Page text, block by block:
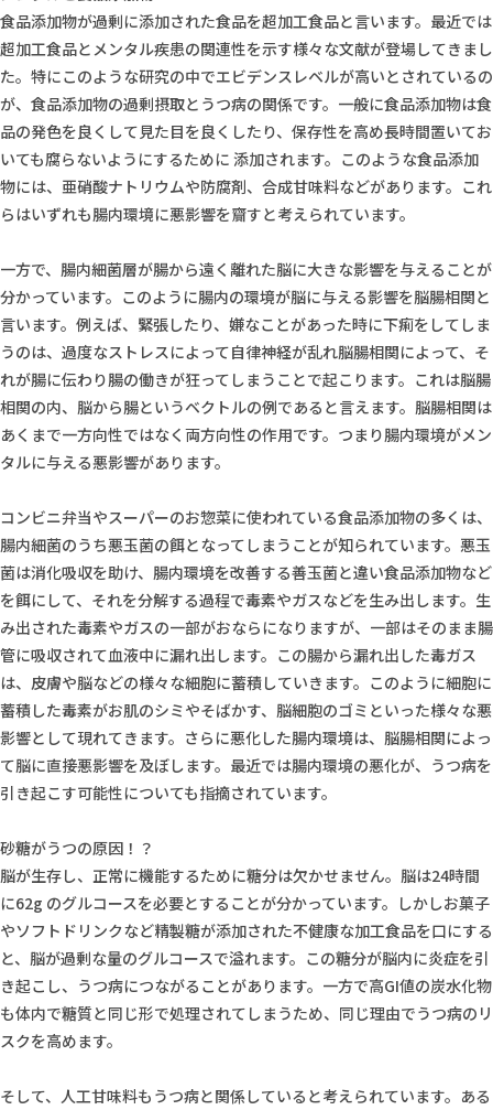
食品添加物が過剰に添加された食品を超加工食品と言います。最近では
超加工食品とメンタル疾患の関連性を示す様々な文献が登場してきまし
た。特にこのような研究の中でエビデンスレベルが高いとされているの
が、食品添加物の過剰摂取とうつ病の関係です。一般に食品添加物は食
品の発色を良くして見た目を良くしたり、保存性を高め長時間置いてお
いても腐らないようにするために 添加されます。このような食品添加
物には、亜硝酸ナトリウムや防腐剤、合成甘味料などがあります。これ
らはいずれも腸内環境に悪影響を齎すと考えられています。
一方で、腸内細菌層が腸から遠く離れた脳に大きな影響を与えることが
分かっています。このように腸内の環境が脳に与える影響を脳腸相関と
言います。例えば、緊張したり、嫌なことがあった時に下痢をしてしま
うのは、過度なストレスによって自律神経が乱れ脳腸相関によって、そ
れが腸に伝わり腸の働きが狂ってしまうことで起こります。これは脳腸
相関の内、脳から腸というベクトルの例であると言えます。脳腸相関は
あくまで一方向性ではなく両方向性の作用です。つまり腸内環境がメン
タルに与える悪影響があります。
コンビニ弁当やスーパーのお惣菜に使われている食品添加物の多くは、
腸内細菌のうち悪玉菌の餌となってしまうことが知られています。悪玉
菌は消化吸収を助け、腸内環境を改善する善玉菌と違い食品添加物など
を餌にして、それを分解する過程で毒素やガスなどを生み出します。生
み出された毒素やガスの一部がおならになりますが、一部はそのまま腸
管に吸収されて血液中に漏れ出します。この腸から漏れ出した毒ガス
は、皮膚や脳などの様々な細胞に蓄積していきます。このように細胞に
蓄積した毒素がお肌のシミやそばかす、脳細胞のゴミといった様々な悪
影響として現れてきます。さらに悪化した腸内環境は、脳腸相関によっ
て脳に直接悪影響を及ぼします。最近では腸内環境の悪化が、うつ病を
引き起こす可能性についても指摘されています。
砂糖がうつの原因！？
脳が生存し、正常に機能するために糖分は欠かせません。脳は24時間
に62g のグルコースを必要とすることが分かっています。しかしお菓子
やソフトドリンクなど精製糖が添加された不健康な加工食品を口にする
と、脳が過剰な量のグルコースで溢れます。この糖分が脳内に炎症を引
き起こし、うつ病につながることがあります。一方で高GI値の炭水化物
も体内で糖質と同じ形で処理されてしまうため、同じ理由でうつ病のリ
スクを高めます。
そして、人工甘味料もうつ病と関係していると考えられています。ある